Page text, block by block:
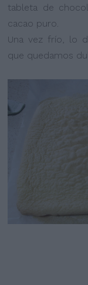
tableta de
cacao puro.
Una vez frío, lo
que quedamos